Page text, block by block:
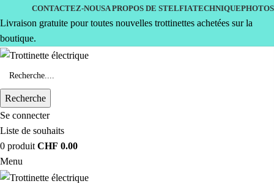
CONTACTEZ-NOUSA PROPOS DE STELFIATECHNIQUEPHOTOS
Livraison gratuite pour toutes nouvelles trottinettes achetées sur la
boutique.
Recherche
Se connecter
Liste de souhaits
0 produit CHF 0.00
Menu